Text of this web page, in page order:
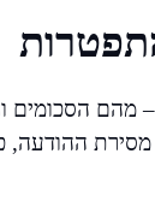
– מהם הסכומים
ההודעה,